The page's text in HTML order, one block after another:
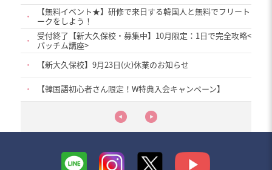
・
【無料イベント★】研修で来日する韓国人と無料でフリート
ークをしよう！
・
受付終了【新大久保校・募集中】10月限定：1日で完全攻略<
パッチム講座>
・
【新大久保校】9月23日(火)休業のお知らせ
・ 【韓国語初心者さん限定！W特典入会キャンペーン】